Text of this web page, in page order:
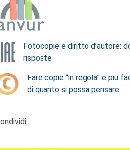
Fotocopie e diritto d’autore:
risposte
Fare copie “in regola” è più
di quanto si possa pensare
: